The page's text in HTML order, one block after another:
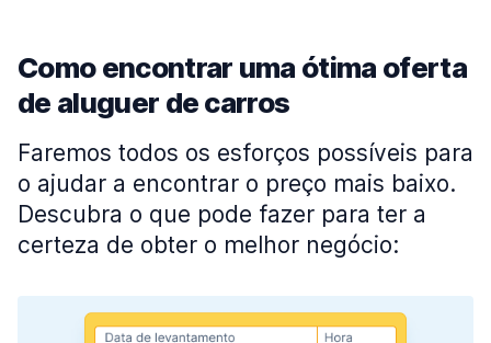
Como encontrar uma ótima oferta
de aluguer de carros
Faremos todos os esforços possíveis para
o ajudar a encontrar o preço mais baixo.
Descubra o que pode fazer para ter a
certeza de obter o melhor negócio: